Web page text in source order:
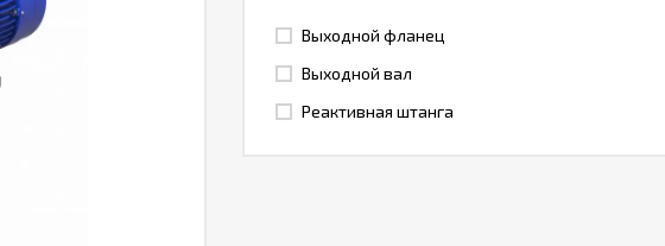
Выходной фланец
Выходной вал
Реактивная штанга